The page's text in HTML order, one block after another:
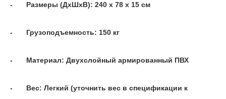
- Размеры (ДхШхВ): 240 x 78 x 15 см
- Грузоподъемность: 150 кг
- Материал: Двухслойный армированный ПВХ
- Вес: Легкий (уточнить вес в спецификации к